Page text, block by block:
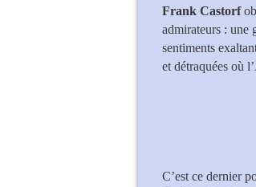
Frank Castorf
admirateurs : une
sentiments
et détraquées où
C’est ce dernier